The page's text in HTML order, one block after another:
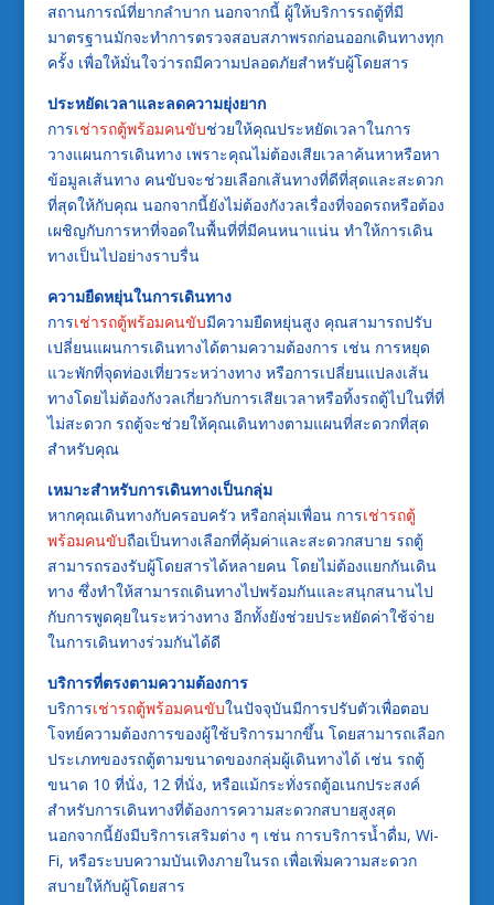
สถานการณ์ที่ยากลำบาก นอกจากนี้ ผู้ให้บริการรถตู้ที่มี
มาตรฐานมักจะทำการตรวจสอบสภาพรถก่อนออกเดินทางทุก
ครั้ง เพื่อให้มั่นใจว่ารถมีความปลอดภัยสำหรับผู้โดยสาร
ประหยัดเวลาและลดความยุ่งยาก
การเช่ารถตู้พร้อมคนขับช่วยให้คุณประหยัดเวลาในการ
วางแผนการเดินทาง เพราะคุณไม่ต้องเสียเวลาค้นหาหรือหา
ข้อมูลเส้นทาง คนขับจะช่วยเลือกเส้นทางที่ดีที่สุดและสะดวก
ที่สุดให้กับคุณ นอกจากนี้ยังไม่ต้องกังวลเรื่องที่จอดรถหรือต้อง
เผชิญกับการหาที่จอดในพื้นที่ที่มีคนหนาแน่น ทำให้การเดิน
ทางเป็นไปอย่างราบรื่น
ความยืดหยุ่นในการเดินทาง
การเช่ารถตู้พร้อมคนขับมีความยืดหยุ่นสูง คุณสามารถปรับ
เปลี่ยนแผนการเดินทางได้ตามความต้องการ เช่น การหยุด
แวะพักที่จุดท่องเที่ยวระหว่างทาง หรือการเปลี่ยนแปลงเส้น
ทางโดยไม่ต้องกังวลเกี่ยวกับการเสียเวลาหรือทิ้งรถตู้ไปในที่ที่
ไม่สะดวก รถตู้จะช่วยให้คุณเดินทางตามแผนที่สะดวกที่สุด
สำหรับคุณ
เหมาะสำหรับการเดินทางเป็นกลุ่ม
หากคุณเดินทางกับครอบครัว หรือกลุ่มเพื่อน การเช่ารถตู้
พร้อมคนขับถือเป็นทางเลือกที่คุ้มค่าและสะดวกสบาย รถตู้
สามารถรองรับผู้โดยสารได้หลายคน โดยไม่ต้องแยกกันเดิน
ทาง ซึ่งทำให้สามารถเดินทางไปพร้อมกันและสนุกสนานไป
กับการพูดคุยในระหว่างทาง อีกทั้งยังช่วยประหยัดค่าใช้จ่าย
ในการเดินทางร่วมกันได้ดี
บริการที่ตรงตามความต้องการ
บริการเช่ารถตู้พร้อมคนขับในปัจจุบันมีการปรับตัวเพื่อตอบ
โจทย์ความต้องการของผู้ใช้บริการมากขึ้น โดยสามารถเลือก
ประเภทของรถตู้ตามขนาดของกลุ่มผู้เดินทางได้ เช่น รถตู้
ขนาด 10 ที่นั่ง, 12 ที่นั่ง, หรือแม้กระทั่งรถตู้อเนกประสงค์
สำหรับการเดินทางที่ต้องการความสะดวกสบายสูงสุด
นอกจากนี้ยังมีบริการเสริมต่าง ๆ เช่น การบริการน้ำดื่ม, Wi-
Fi, หรือระบบความบันเทิงภายในรถ เพื่อเพิ่มความสะดวก
สบายให้กับผู้โดยสาร